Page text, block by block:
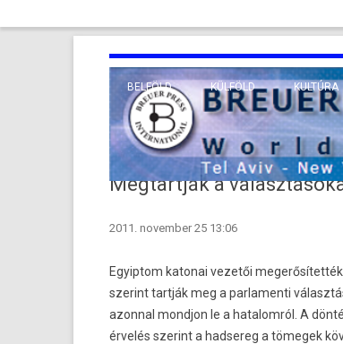
BELFÖLD KÜLFÖLD
EURÓPA
KÖZEL-
TENGERENTÚL
KULTÚRA
VALLÁS
Megtartják a
2011. november 25 13:06
Egyiptom katonai vezetői
szerint tartják meg a parlamenti
azonnal mondjon le a hatalomról. A
érvelés szerint a hadsereg a tömegek